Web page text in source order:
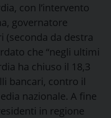
con l’intervento
governatore
(seconda da destra
che “negli ultimi
ha chiuso il 18,3
bancari, contro il
nazionale. A fine
in regione